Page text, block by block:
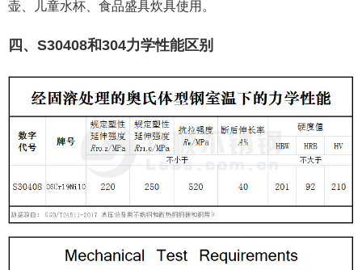
壶、儿童水杯、食品盛具炊具使用。
四、S30408和304力学性能区别